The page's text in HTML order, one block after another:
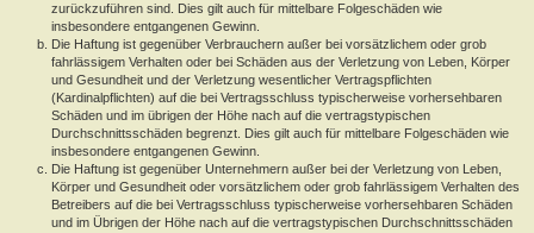
zurückzuführen sind. Dies gilt auch für mittelbare Folgeschäden wie
insbesondere entgangenen Gewinn.
Die Haftung ist gegenüber Verbrauchern außer bei vorsätzlichem oder grob
fahrlässigem Verhalten oder bei Schäden aus der Verletzung von Leben, Körper
und Gesundheit und der Verletzung wesentlicher Vertragspflichten
(Kardinalpflichten) auf die bei Vertragsschluss typischerweise vorhersehbaren
Schäden und im übrigen der Höhe nach auf die vertragstypischen
Durchschnittsschäden begrenzt. Dies gilt auch für mittelbare Folgeschäden wie
insbesondere entgangenen Gewinn.
Die Haftung ist gegenüber Unternehmern außer bei der Verletzung von Leben,
Körper und Gesundheit oder vorsätzlichem oder grob fahrlässigem Verhalten des
Betreibers auf die bei Vertragsschluss typischerweise vorhersehbaren Schäden
und im Übrigen der Höhe nach auf die vertragstypischen Durchschnittsschäden